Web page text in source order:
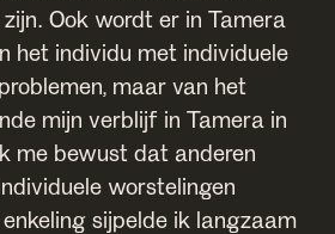
Ook wordt er in Tamera
het individu met individuele
maar van het
mijn verblijf in Tamera in
me bewust dat anderen
worstelingen
sijpelde ik langzaam